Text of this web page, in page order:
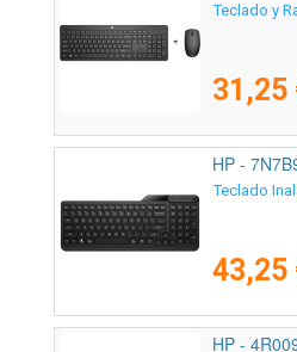
Teclado y
31,25
HP -
Teclado
43,25
HP -